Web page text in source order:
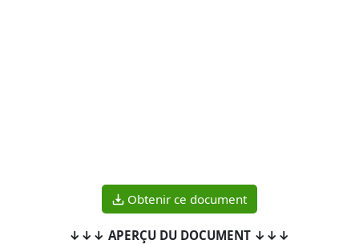
Obtenir ce document
↓↓↓ APERÇU DU DOCUMENT ↓↓↓